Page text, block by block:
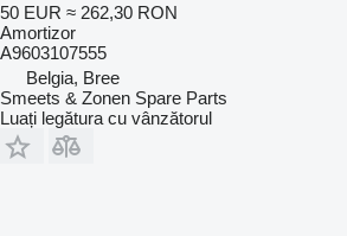
50 EUR ≈ 262,30 RON
Amortizor
A9603107555
Belgia, Bree
Smeets & Zonen Spare Parts
Luați legătura cu vânzătorul